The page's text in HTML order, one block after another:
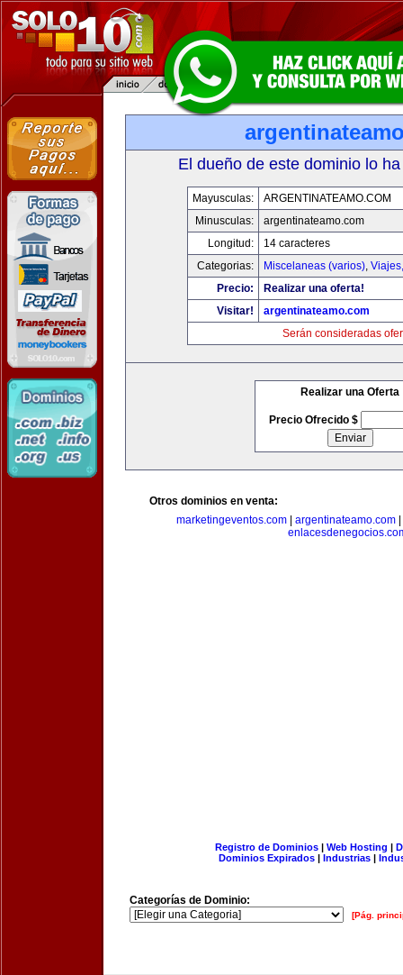
El dueño de este dominio lo
Mayusculas:
ARGENTINATEAMO.COM
Minusculas:
argentinateamo.com
Longitud:
14 caracteres
Categorias:
Miscelaneas (varios),
Precio:
Realizar una oferta!
Visitar!
argentinateamo.com
Serán consideradas
Realizar una Oferta
Precio Ofrecido $
Otros dominios en venta:
marketingeventos.com| argentinateamo.com|
Registro de Dominios| Web Hosting |
Dominios Expirados | Industrias |
Categorías de Dominio:
[Pág.